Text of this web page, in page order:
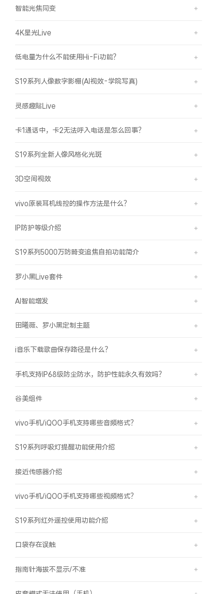
智能光焦同变
4K星光Live
低电量为什么不能使用Hi-Fi功能？
S19系列人像数字影棚(AI视效-学院写真)
灵感趣贴Live
卡1通话中，卡2无法呼入电话是怎么回事？
S19系列全新人像风格化光斑
3D空间视效
vivo原装耳机线控的操作方法是什么？
IP防护等级介绍
S19系列5000万防畸变追焦自拍功能简介
罗小黑Live套件
AI智能增发
田曦薇、罗小黑定制主题
i音乐下载歌曲保存路径是什么？
手机支持IP68级防尘防水，防护性能永久有效吗？
谷美组件
vivo手机/iQOO手机支持哪些音频格式？
S19系列呼吸灯提醒功能使用介绍
接近传感器介绍
vivo手机/iQOO手机支持哪些视频格式？
S19系列红外遥控使用功能介绍
口袋存在误触
指南针海拔不显示/不准